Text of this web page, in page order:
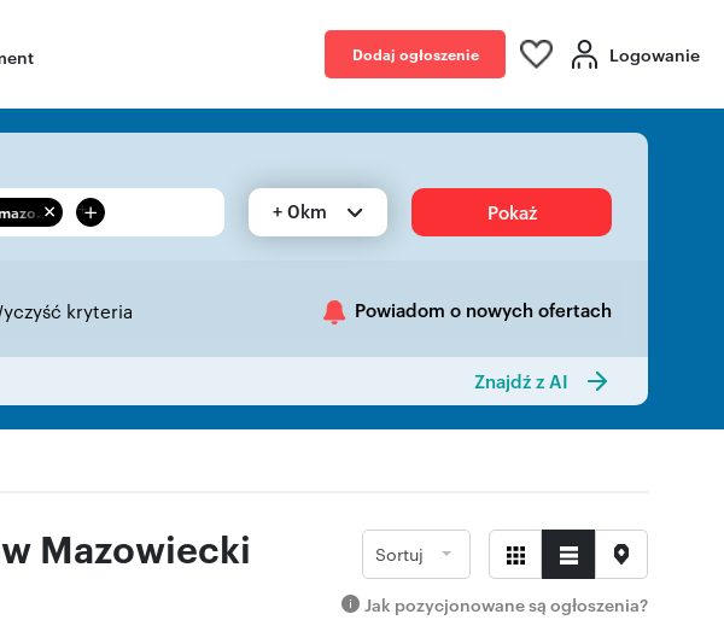
Dodaj ogłoszenie Logowanie
+ + 0km Pokaż
kryteria Powiadom o nowych ofertach
Znajdź z AI
Mazowiecki Sortuj
Jak pozycjonowane są ogłoszenia?